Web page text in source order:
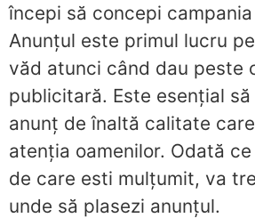
începi să concepi
Anunțul este primul lucru
văd atunci când dau peste
publicitară. Este esențial
anunț de înaltă calitate
atenția oamenilor. Odată
de care esti mulțumit, va
unde să plasezi anunțul.